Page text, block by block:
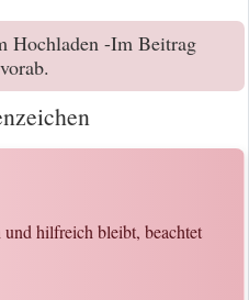
Hochladen -Im Beitrag
hilfreich bleibt, beachtet